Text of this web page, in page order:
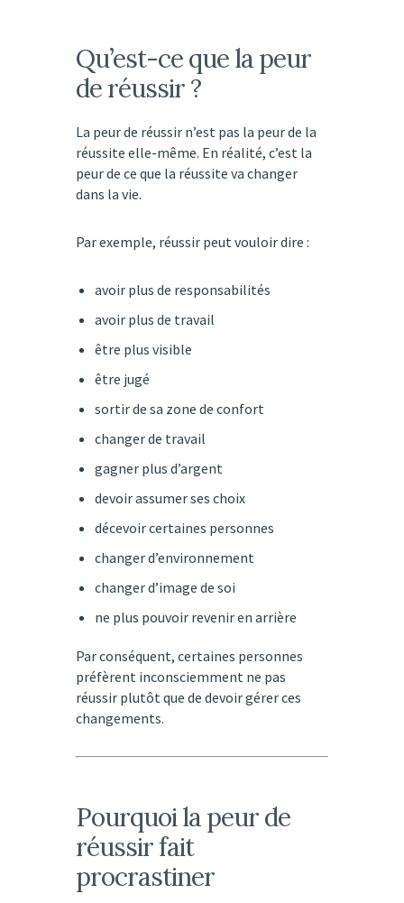
Qu’est-ce que la peur
de réussir ?
La peur de réussir n’est pas la peur de la
réussite elle-même. En réalité, c’est la
peur de ce que la réussite va changer
dans la vie.
Par exemple, réussir peut vouloir dire :
avoir plus de responsabilités
avoir plus de travail
être plus visible
être jugé
sortir de sa zone de confort
changer de travail
gagner plus d’argent
devoir assumer ses choix
décevoir certaines personnes
changer d’environnement
changer d’image de soi
ne plus pouvoir revenir en arrière
Par conséquent, certaines personnes
préfèrent inconsciemment ne pas
réussir plutôt que de devoir gérer ces
changements.
Pourquoi la peur de
réussir fait
procrastiner